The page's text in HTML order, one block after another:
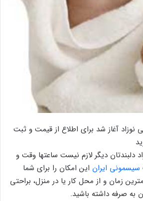
آغاز شد برای اطلاع از قیمت و ثبت
دلبندتان دیگر لازم نیست ساعتها وقت و
سیسمونی ایران این امکان را برای شما
زمان و از محل کار یا در منزل، براحتی
به صرفه داشته باشید.